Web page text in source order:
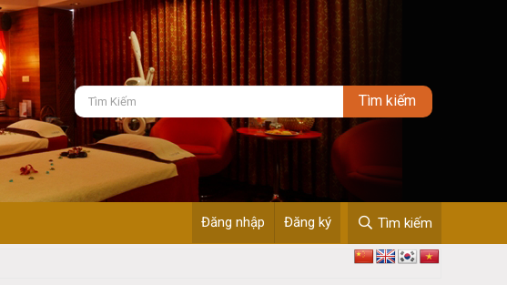
Đăng nhập Đăng ký Tìm kiếm